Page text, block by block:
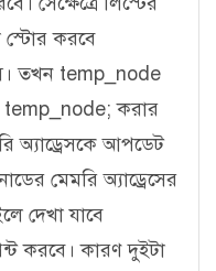
স্টোর করবে
তখন temp_node
temp_node; করার
অ্যাড্রেসকে আপডেট
মেমরি অ্যাড্রেসের
দেখা যাবে
করবে। কারণ দুইটা